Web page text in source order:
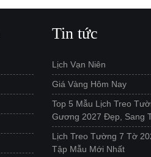
Tin tức
Lịch Vạn Niên
Giá Vàng Hôm Nay
Top 5 Mẫu Lịch Treo
Gương 2027 Đẹp, Sang
Lịch Treo Tường 7 Tờ
Tập Mẫu Mới Nhất